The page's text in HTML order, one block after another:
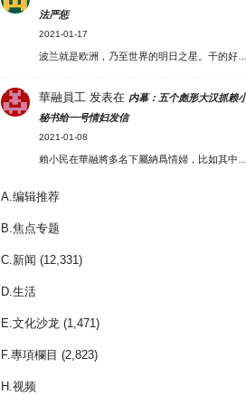
法严惩
2021-01-17
波兰就是欧洲，乃至世界的明日之星。干的好…
華融員工 发表在 内幕：五个彪形大汉抓赖
秘书给一号情妇发信
2021-01-08
賴小民在華融將多名下屬納爲情婦，比如其中…
A.编辑推荐
B.焦点专题
C.新闻 (12,331)
D.生活
E.文化沙龙 (1,471)
F.專項欄目 (2,823)
H.视频